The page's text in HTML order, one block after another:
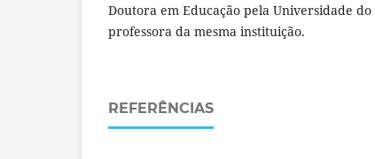
Doutora em Educação pela Universidade do
professora da mesma instituição.
REFERÊNCIAS